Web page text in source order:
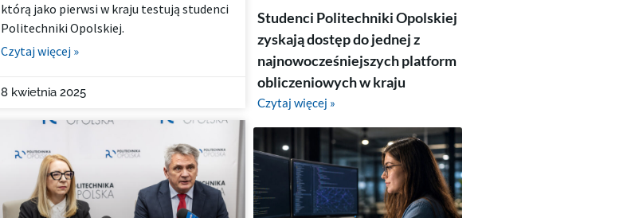
którą jako pierwsi w kraju testują studenci
Politechniki Opolskiej.
Czytaj więcej »
8 kwietnia 2025
Studenci Politechniki Opolskiej
zyskają dostęp do jednej z
najnowocześniejszych platform
obliczeniowych w kraju
Czytaj więcej »